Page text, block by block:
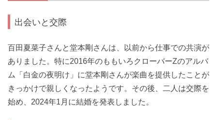
出会いと交際
百田夏菜子さんと堂本剛さんは、以前から仕事での共演が
ありました。特に2016年のももいろクローバーZのアルバ
ム「白金の夜明け」に堂本剛さんが楽曲を提供したことが
きっかけで親しくなったようです。その後、二人は交際を
始め、2024年1月に結婚を発表しました。